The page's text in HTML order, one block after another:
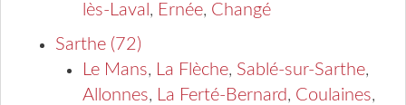
lès-Laval , Ernée, Changé
Sarthe (72)
Le Mans, La Flèche, Sablé-sur-Sarthe,
Allonnes, La Ferté-Bernard, Coulaines,